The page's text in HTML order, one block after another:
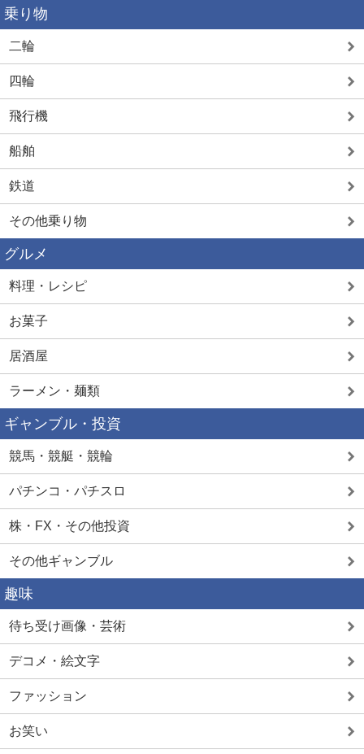
乗り物
二輪
四輪
飛行機
船舶
鉄道
その他乗り物
グルメ
料理・レシピ
お菓子
居酒屋
ラーメン・麺類
ギャンブル・投資
競馬・競艇・競輪
パチンコ・パチスロ
株・FX・その他投資
その他ギャンブル
趣味
待ち受け画像・芸術
デコメ・絵文字
ファッション
お笑い